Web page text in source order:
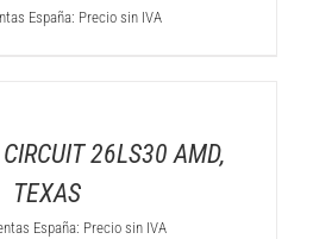
España: Precio sin IVA
26LS30 AMD,
TEXAS
España: Precio sin IVA